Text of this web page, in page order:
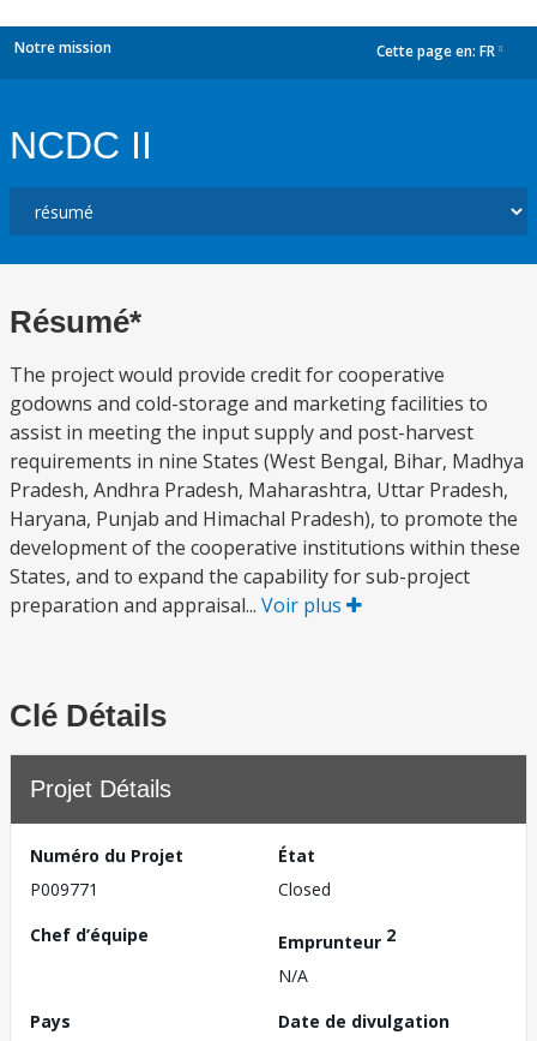
Notre mission Cette page en: FR
NCDC II
Résumé*
The project would provide credit for cooperative
godowns and cold-storage and marketing facilities to
assist in meeting the input supply and post-harvest
requirements in nine States (West Bengal, Bihar, Madhya
Pradesh, Andhra Pradesh, Maharashtra, Uttar Pradesh,
Haryana, Punjab and Himachal Pradesh), to promote the
development of the cooperative institutions within these
States, and to expand the capability for sub-project
preparation and appraisal... Voir plus
Clé Détails
Projet Détails
Numéro du Projet
P009771
État
Closed
Chef d’équipe
Emprunteur 2
N/A
Pays
Date de divulgation